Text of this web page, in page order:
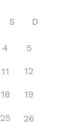
S D
4 5
11 12
18 19
25 26